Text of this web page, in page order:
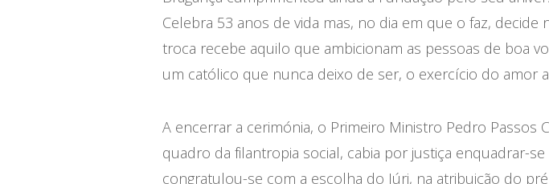
Celebra 53 anos de vida mas, no dia em que o faz,
troca recebe aquilo que ambicionam as pessoas de boa
um católico que nunca deixo de ser, o exercício do amor
A encerrar a cerimónia, o Primeiro Ministro Pedro Passos
quadro da filantropia social, cabia por justiça enquadrar-
congratulou-se com a escolha do Júri, na atribuição do